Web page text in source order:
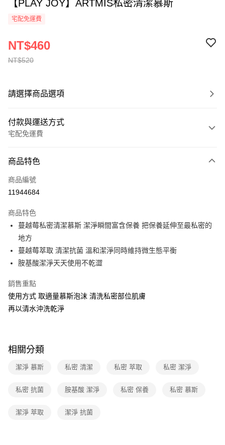
【PLAY JOY】ARTMIS私密清潔慕斯
宅配免運費
NT$520
NT$460
請選擇商品選項
付款與運送方式
宅配免運費
全家線上支付
運送方式
本島宅配-活動商品
免運費
離島宅配-常溫商品
免運費
商品特色
商品編號
11944684
商品特色
蔓越莓私密清潔慕斯 潔淨瞬間富含保養 把保養延伸至最私密的
地方
蔓越莓萃取 清潔抗菌 溫和潔淨同時維持微生態平衡
胺基酸潔淨天天使用不乾澀
銷售重點
使用方式 取適量慕斯泡沫 清洗私密部位肌膚
再以清水沖洗乾淨
相關分類
潔淨 慕斯 私密 清潔 私密 萃取 私密 潔淨
私密 抗菌 胺基酸 潔淨 私密 保養 私密 慕斯
潔淨 萃取 潔淨 抗菌